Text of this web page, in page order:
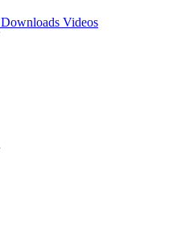
Downloads Videos